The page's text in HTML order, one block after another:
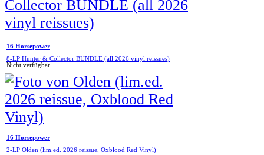
16 Horsepower
8-LP Hunter & Collector BUNDLE (all 2026 vinyl reissues)
Nicht verfügbar
16 Horsepower
2-LP Olden (lim.ed. 2026 reissue, Oxblood Red Vinyl)